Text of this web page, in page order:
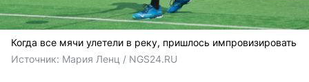
Когда все мячи улетели в реку, пришлось импровизировать
Источник: Мария Ленц / NGS24.RU